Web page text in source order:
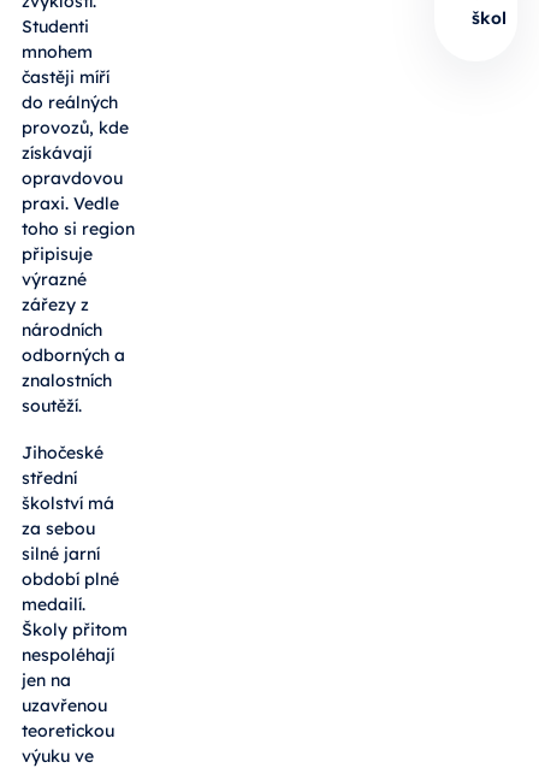
Studenti
mnohem
častěji míří
do reálných
provozů, kde
získávají
opravdovou
praxi. Vedle
toho si region
připisuje
výrazné
zářezy z
národních
odborných a
znalostních
soutěží.
Jihočeské
střední
školství má
za sebou
silné jarní
období plné
medailí.
Školy přitom
nespoléhají
jen na
uzavřenou
teoretickou
výuku ve
škol